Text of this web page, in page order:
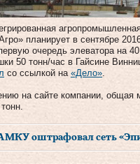
планирует в сентябре
очередь элеватора на
50 тонн/час в Гайсине
со ссылкой на «Дело»
на сайте компании, общая
оштрафовал сеть